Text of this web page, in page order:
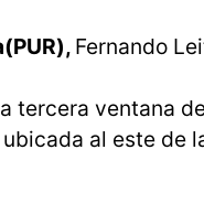
Fernando
tercera ventana
al este de